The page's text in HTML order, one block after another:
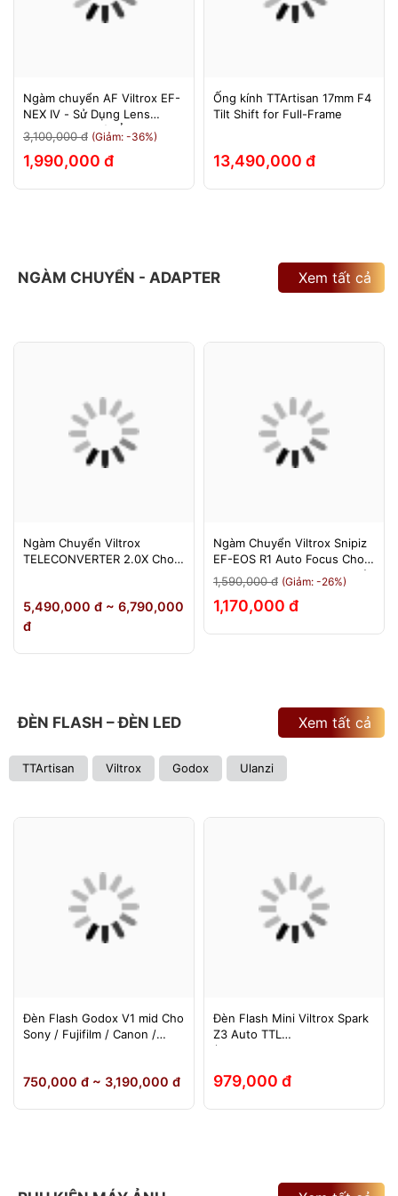
Ngàm chuyển AF Viltrox EF-
NEX IV - Sử Dụng Lens
Canon Trên Máy Ảnh Sony
E-Mount - Bảo Hành 12
Tháng.
3,100,000 đ (Giảm: -36%)
1,990,000 đ
Ống kính TTArtisan 17mm F4
Tilt Shift for Full-Frame
13,490,000 đ
NGÀM CHUYỂN - ADAPTER Xem tất cả
Ngàm Chuyển Viltrox
TELECONVERTER 2.0X Cho
Tháng
5,490,000 đ ~ 6,790,000
đ
Ngàm Chuyển Viltrox Snipiz
EF-EOS R1 Auto Focus Cho
Canon EOS R/RP/R5/R6 - Bảo
Hành 12 Tháng 1 Đổi 1
1,590,000 đ (Giảm: -26%)
1,170,000 đ
ĐÈN FLASH – ĐÈN LED
TTArtisan Viltrox Godox Ulanzi
Xem tất cả
Đèn Flash Godox V1 mid Cho
Sony / Fujifilm / Canon /
750,000 đ ~ 3,190,000 đ
Đèn Flash Mini Viltrox Spark
Z3 Auto TTL
(Fuji/Sony/Canon/Nikon)
979,000 đ